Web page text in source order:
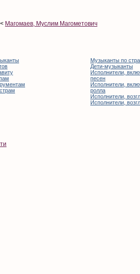
Магомаев, Муслим Магометович
Музыканты по
Дети-музыканты
Исполнители,
песен
Исполнители,
ролла
Исполнители,
Исполнители,